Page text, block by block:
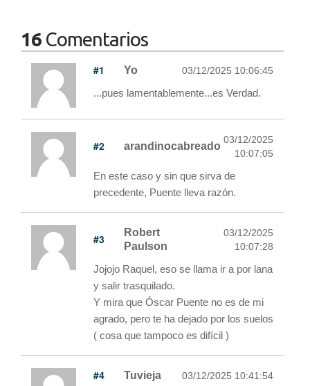
16 Comentarios
#1 Yo 03/12/2025 10:06:45
...pues lamentablemente...es Verdad.
#2 arandinocabreado
03/12/2025
10:07:05
En este caso y sin que sirva de
precedente, Puente lleva razón.
#3
Robert
Paulson
03/12/2025
10:07:28
Jojojo Raquel, eso se llama ir a por lana
y salir trasquilado.
Y mira que Óscar Puente no es de mi
agrado, pero te ha dejado por los suelos
( cosa que tampoco es difícil )
#4 Tuvieja 03/12/2025 10:41:54